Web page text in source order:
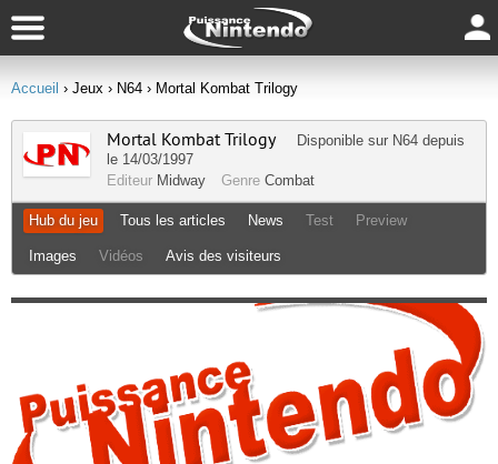
Accueil › Jeux › N64 › Mortal Kombat Trilogy
Mortal Kombat Trilogy Disponible sur N64 depuis
le 14/03/1997
Editeur Midway Genre Combat
Hub du jeu Tous les articles News Test Preview
Images Vidéos Avis des visiteurs